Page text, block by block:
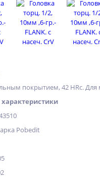
покрытием, 42 HRс.
Pobedit